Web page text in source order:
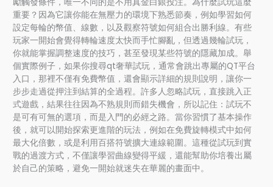
重要？因為它讓你能在無壓力的環境下熟悉節奏，例如學習如何
設定每輪的幣值、線數，以及觀察符號如何組合出勝利線。有些
玩家一開始會覺得轉輪速度太快而手忙腳亂，但透過幾輪試玩，
你就能掌握調整速度的技巧，甚至發現某些符號的隱藏加成。舉
個實際例子，如果你搜尋qt奢華試玩，通常會跳出專屬的QT平台
入口，那裡不僅有免費幣值，還會顯示詳細的規則說明，讓你一
步步走過從押注到結算的全過程。許多人忽略試玩，直接跳入正
式遊戲，結果往往因為不熟規則而錯失機會，所以記住：試玩不
是可有可無的選項，而是入門的必經之路。當你習慣了基本操作
後，就可以開始探索更進階的玩法，例如在免費旋轉模式中如何
最大化倍數，或是利用百搭符號擴大連線範圍。這種從試玩到實
戰的過渡方式，不僅讓學習曲線變得平緩，還能幫助你培養出屬
於自己的策略，避免一開始就迷失在華麗的畫面中。